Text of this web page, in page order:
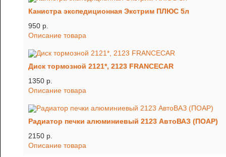
Канистра экспедиционная Экстрим ПЛЮС 5л
950 p.
Описание товара
Диск тормозной 2121*, 2123 FRANCECAR
1350 p.
Описание товара
Радиатор печки алюминиевый 2123 АвтоВАЗ (ПОАР)
2150 p.
Описание товара